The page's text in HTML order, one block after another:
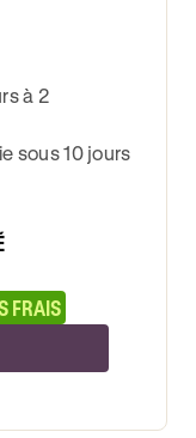
à 2
sous 10 jours
FRAIS